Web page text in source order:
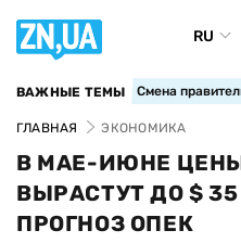
RU
ВАЖНЫЕ ТЕМЫ Смена
ГЛАВНАЯ ЭКОНОМИКА
В МАЕ-ИЮНЕ
ВЫРАСТУТ ДО $
ПРОГНОЗ ОПЕК